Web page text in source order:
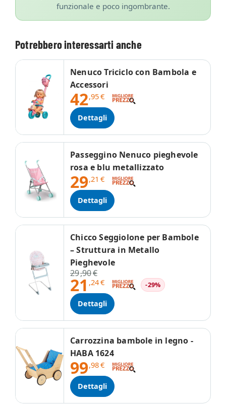
funzionale e poco ingombrante.
Potrebbero interessarti anche
Nenuco Triciclo con Bambola e
Accessori
42,95€
Dettagli
Passeggino Nenuco pieghevole
rosa e blu metallizzato
29,21 €
Dettagli
Chicco Seggiolone per Bambole
– Struttura in Metallo
Pieghevole
29,90€
21 ,24€ -29%
Dettagli
Carrozzina bambole in legno -
HABA 1624
99,98€
Dettagli